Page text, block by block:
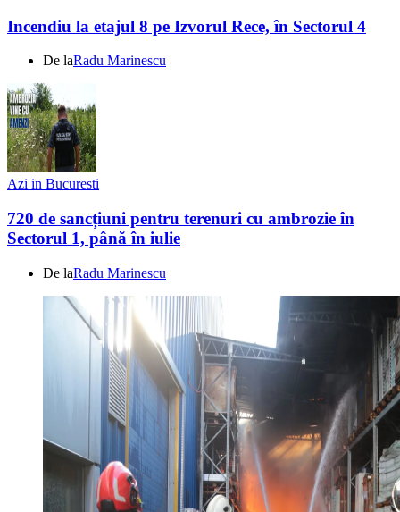
Incendiu la etajul 8 pe Izvorul Rece, în Sectorul 4
De laRadu Marinescu
Azi in Bucuresti
720 de sancțiuni pentru terenuri cu ambrozie în
Sectorul 1, până în iulie
De laRadu Marinescu